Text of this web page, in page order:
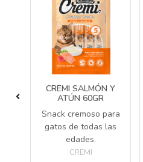
CREMI SALMÓN Y
ATÚN 60GR
Snack cremoso para
gatos de todas las
edades.
CREMI